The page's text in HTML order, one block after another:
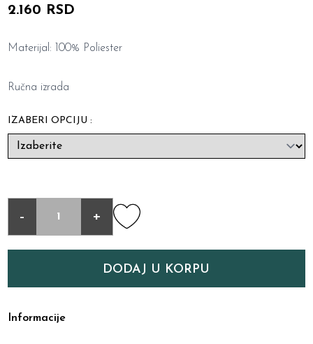
2.160 RSD
Materijal: 100% Poliester
Ručna izrada
IZABERI OPCIJU :
- +
DODAJ U KORPU
Informacije